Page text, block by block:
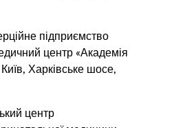
підприємство
центр «Академія
Харківське шосе,
центр